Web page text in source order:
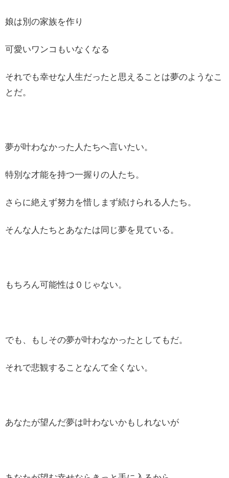
娘は別の家族を作り
可愛いワンコもいなくなる
それでも幸せな人生だったと思えることは夢のようなこ
とだ。
夢が叶わなかった人たちへ言いたい。
特別な才能を持つ一握りの人たち。
さらに絶えず努力を惜しまず続けられる人たち。
そんな人たちとあなたは同じ夢を見ている。
もちろん可能性は０じゃない。
でも、もしその夢が叶わなかったとしてもだ。
それで悲観することなんて全くない。
あなたが望んだ夢は叶わないかもしれないが